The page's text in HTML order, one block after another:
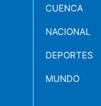
CUENCA
NACIONAL
DEPORTES
MUNDO